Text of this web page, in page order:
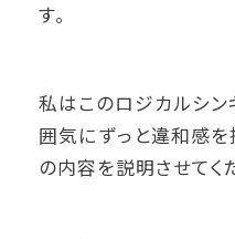
す。
私はこのロジカルシン
囲気にずっと違和感を
の内容を説明させてく